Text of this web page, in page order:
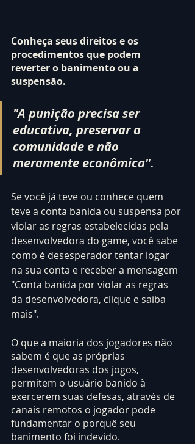
Conheça seus direitos e os
procedimentos que podem
reverter o banimento ou a
suspensão.
"A punição precisa ser
educativa, preservar a
comunidade e não
meramente econômica".
Se você já teve ou conhece quem
teve a conta banida ou suspensa por
violar as regras estabelecidas pela
desenvolvedora do game, você sabe
como é desesperador tentar logar
na sua conta e receber a mensagem
"Conta banida por violar as regras
da desenvolvedora, clique e saiba
mais".
O que a maioria dos jogadores não
sabem é que as próprias
desenvolvedoras dos jogos,
permitem o usuário banido à
exercerem suas defesas, através de
canais remotos o jogador pode
fundamentar o porquê seu
banimento foi indevido.